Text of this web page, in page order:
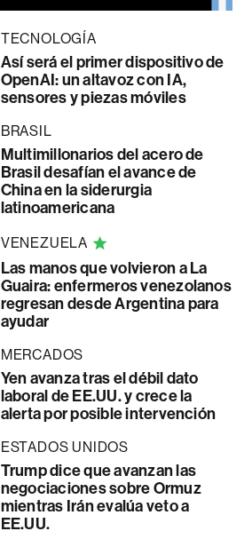
TECNOLOGÍA
Así será el primer dispositivo de
OpenAI: un altavoz con IA,
sensores y piezas móviles
BRASIL
Multimillonarios del acero de
Brasil desafían el avance de
China en la siderurgia
latinoamericana
VENEZUELA
Las manos que volvieron a La
Guaira: enfermeros venezolanos
regresan desde Argentina para
ayudar
MERCADOS
Yen avanza tras el débil dato
laboral de EE.UU. y crece la
alerta por posible intervención
ESTADOS UNIDOS
Trump dice que avanzan las
negociaciones sobre Ormuz
mientras Irán evalúa veto a
EE.UU.